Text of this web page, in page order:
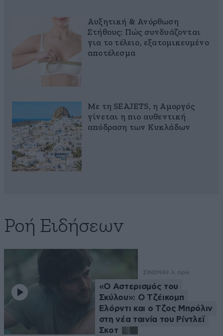
Αυξητική & Ανόρθωση
Στήθους: Πώς συνδυάζονται
για το τέλειο, εξατομικευμένο
αποτέλεσμα
Με τη SEAJETS, η Αμοργός
γίνεται η πιο αυθεντική
απόδραση των Κυκλάδων
Ροή Ειδήσεων
ΣΙΝΕΜΑ9 λ. πριν
«Ο Αστερισμός του
Σκύλου»: Ο Τζέικομπ
Ελόρντι και ο Τζος Μπρόλιν
στη νέα ταινία του Ρίντλεϊ
Σκοτ